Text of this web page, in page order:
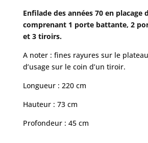
Enfilade des années 70 en placage
comprenant 1 porte battante, 2
et 3 tiroirs.
A noter : fines rayures sur le
d’usage sur le coin d’un tiroir.
Longueur : 220 cm
Hauteur : 73 cm
Profondeur : 45 cm